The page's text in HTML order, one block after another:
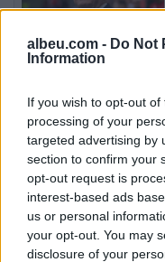
albeu.com - Do Not
Information
If you wish to opt-out
processing of your
targeted advertising by
section to confirm your
opt-out request is
interest-based ads
us or personal
your opt-out. You may
disclosure of your